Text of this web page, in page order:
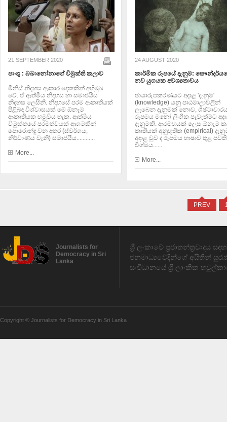
21 SEPTEMBER 2020
පාංශු : බබානෝනාගේ විමුක්ති කලාව
මිනිස් නිදහස ආකාර දෙකකින් අභිමුඛ
වේ. ඒ ආත්මීය නිදහස හා සමාජයීය
නිදහස ලෙසිනි. නිදහසේ පරම ආකෘතියක්
පිළිබඳ විශ්වාසයක් මේ ඕනෑම
ආකෘතියක හමුවිය හැක. ආත්මීය
විමුක්තයේ පරමත්වයක් ආගමකින්
පොරොන්දු වන අතර (ස්වර්ගය,
නිර්වාණය වැනි) සමාජයීය............
More...
24 AUGUST 2020
කාර්මික රූපයේ දැනුම:
නව යුගයක අවශ්‍යතාවය
ඡායාරූපකරණයට අදාළ 'දැනුම'
(knowledge) යනු පාඨමාලාවලින්
ලැබෙන දැනුමක් නොව,
රූපමය මනෝ ලිංගික පැවැත්මට
දැනුමකි. ආරම්භයක් ලෙස ඕනෑම
කෘතියක් අනුභූතික (empirical)
අදාළ වුව ද රූපමය භාෂාව තුළ
විශ්මය......
More...
PREV
Journalists for
Democracy in Sri
Lanka
ශ්‍රී ලංකාවේ ප්‍රජාතන්ත්‍රවාදය
ජනමාධ්‍යවේදීන්ගේ අයිතීන්
සංවිධානයේ ශ්‍රී ලාංකික
Copyright © Journalists for Democracy in Sri Lanka